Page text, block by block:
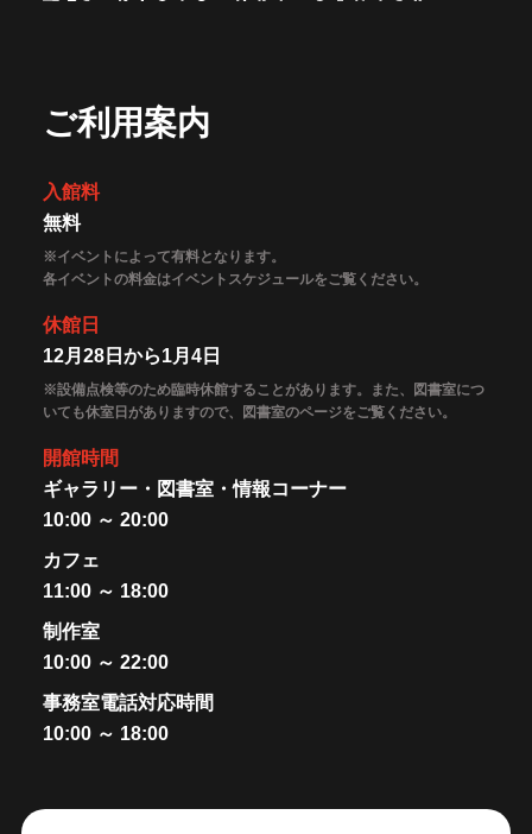
ご利用案内
入館料
無料
※イベントによって有料となります。
各イベントの料金はイベントスケジュールをご覧ください。
休館日
12月28日から1月4日
※設備点検等のため臨時休館することがあります。また、図書室につ
いても休室日がありますので、図書室のページをご覧ください。
開館時間
ギャラリー・図書室・情報コーナー
10:00 ～ 20:00
カフェ
11:00 ～ 18:00
制作室
10:00 ～ 22:00
事務室電話対応時間
10:00 ～ 18:00